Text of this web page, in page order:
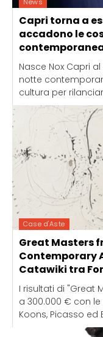
Capri torna a
accadono le
Nasce Nox Capri
notte
cultura per
Case d'Aste
Great Masters
Contemporary
Catawiki tra
I risultati di "Great
a 300.000 € con
Koons, Picasso ed